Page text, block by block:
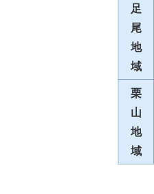
足
尾
地
域
栗
山
地
域